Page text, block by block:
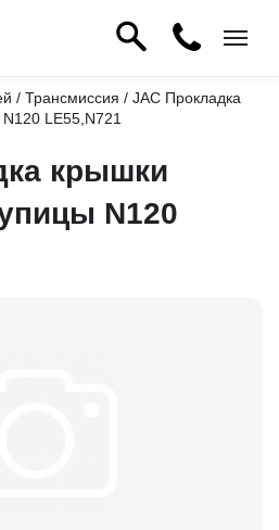
/ Трансмиссия / JAC Прокладка
LE55,N721
крышки
N120